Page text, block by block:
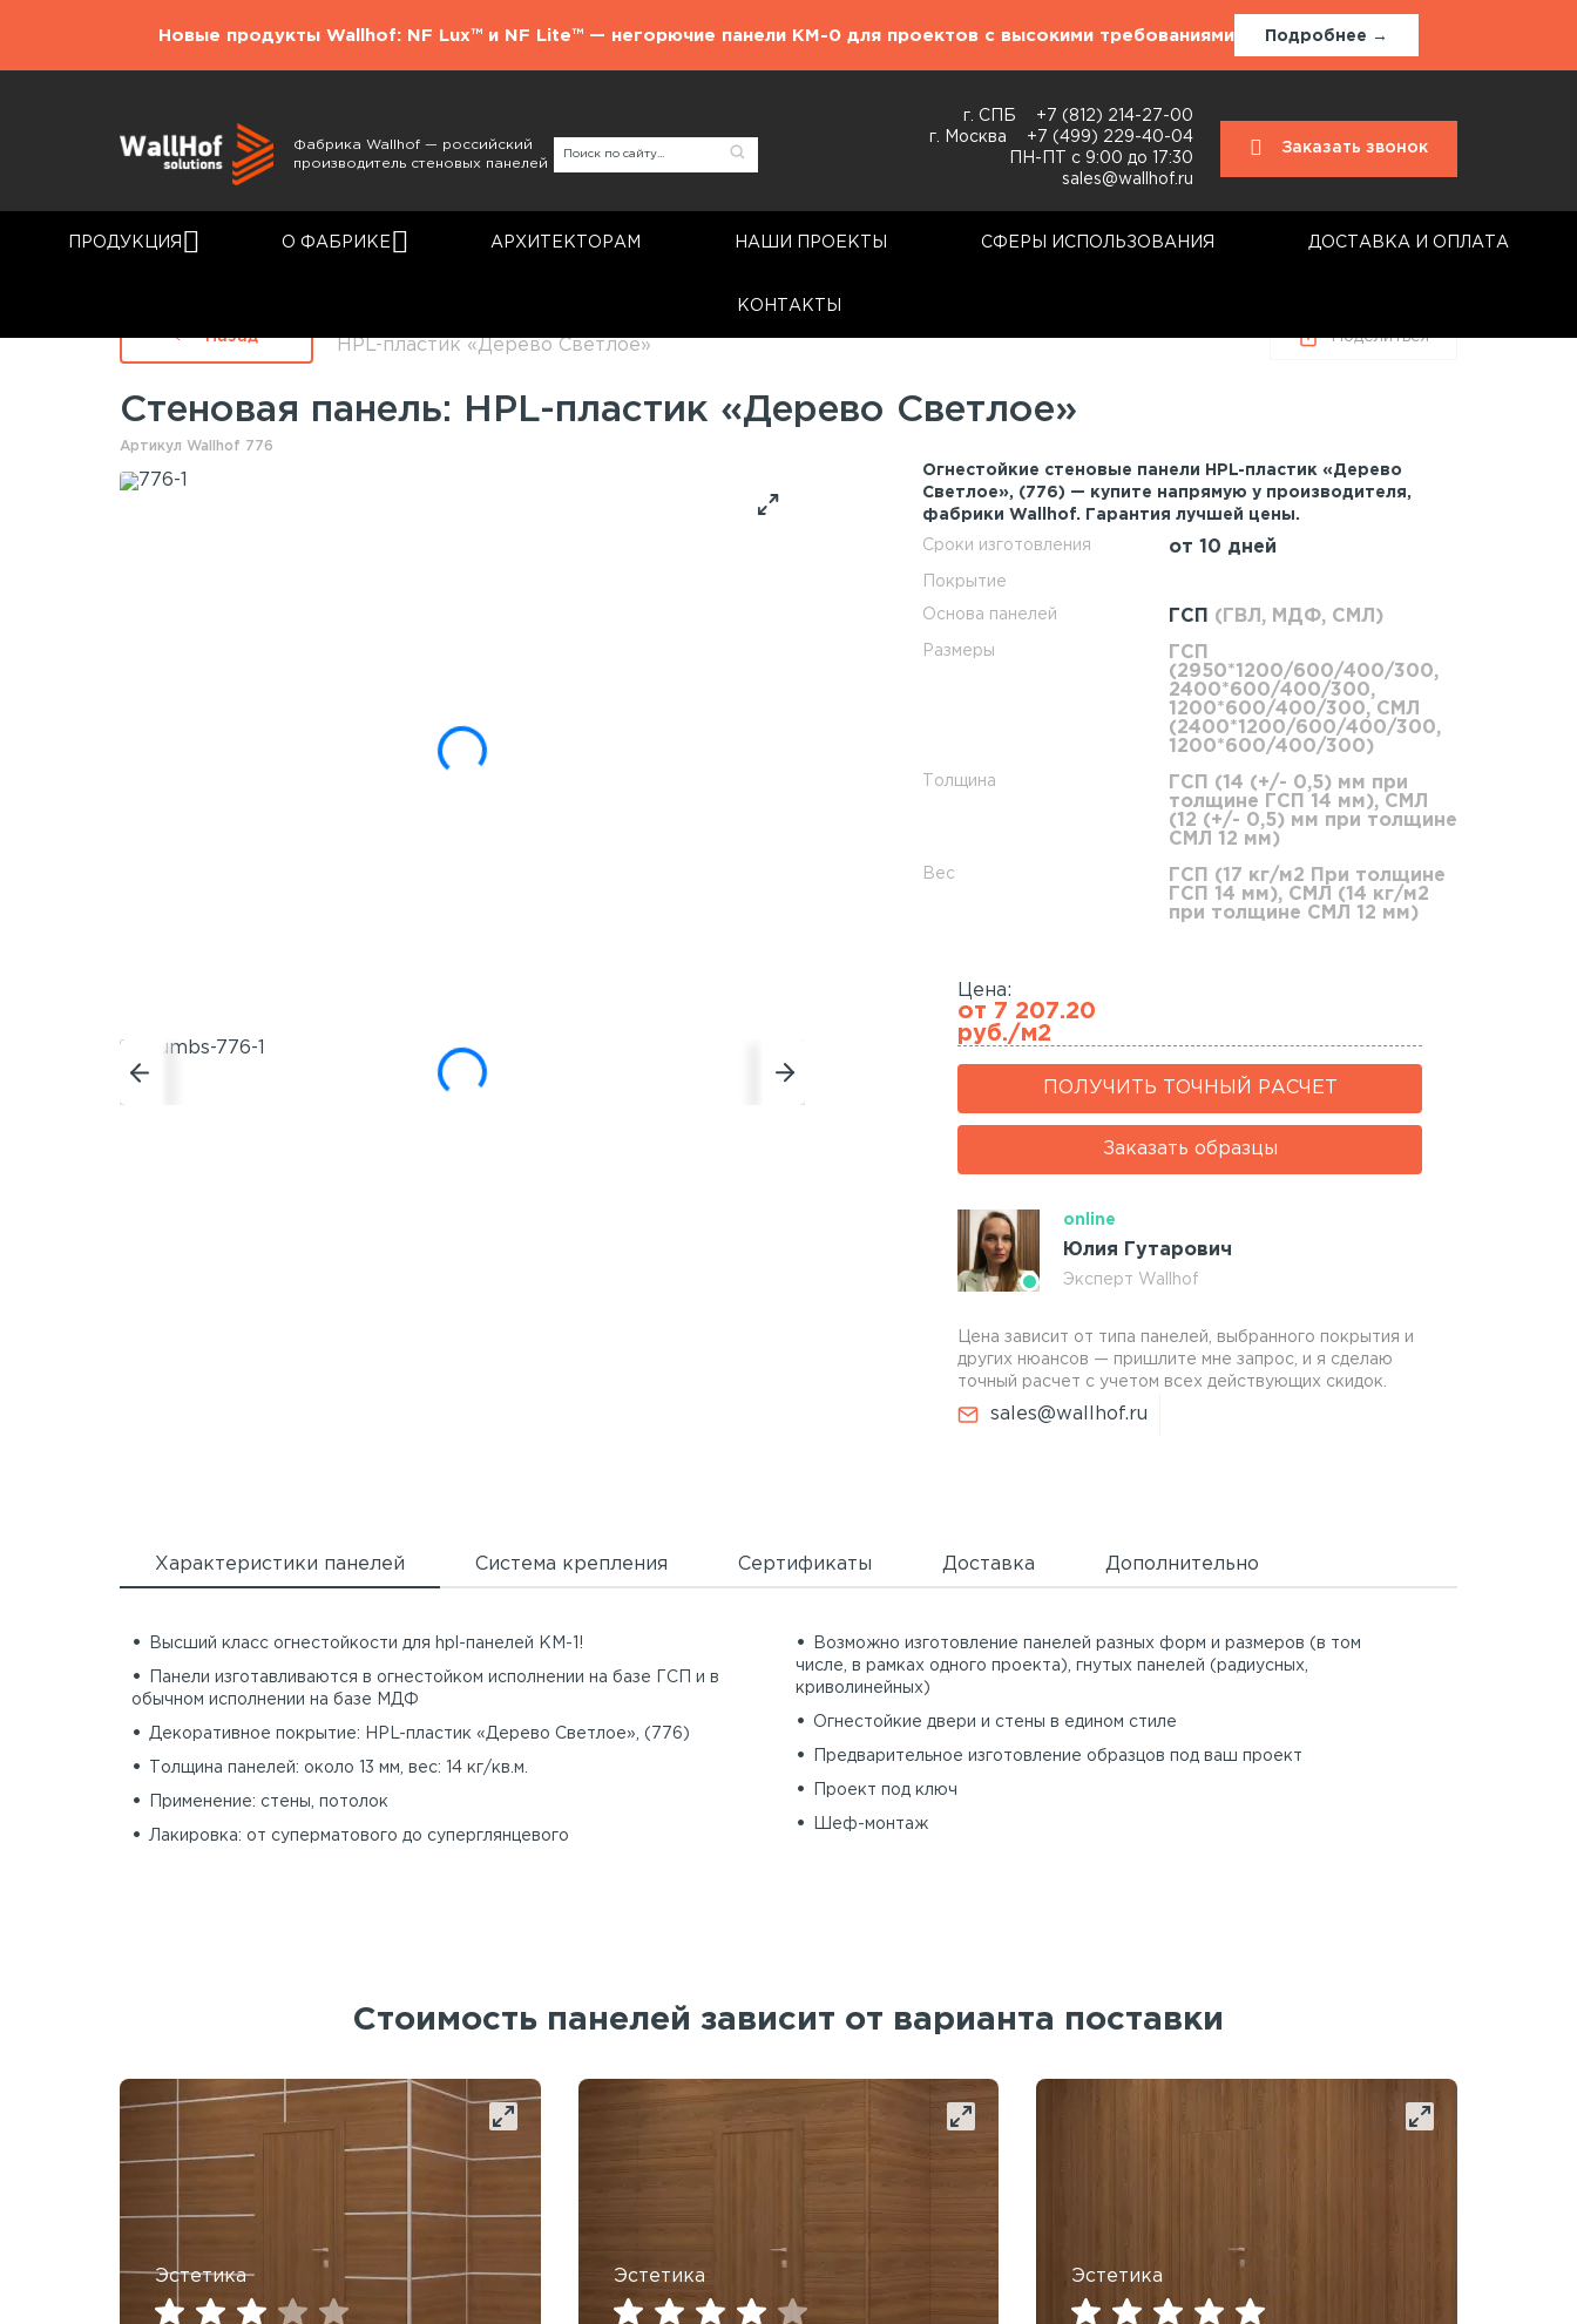
Новые продукты Wallhof: NF Lux™ и NF Lite™ — негорючие панели КМ-0 для проектов с высокими требованиями Подробнее →
Фабрика Wallhof — российский
производитель стеновых панелей
г. СПБ
+7 (812) 214-27-00
г. Москва
+7 (499) 229-40-04
ПН-ПТ с 9:00 до 17:30
sales@wallhof.ru
Заказать звонок
ПРОДУКЦИЯ О ФАБРИКЕ АРХИТЕКТОРАМ НАШИ ПРОЕКТЫ СФЕРЫ ИСПОЛЬЗОВАНИЯ ДОСТАВКА И ОПЛАТА
КОНТАКТЫ
Назад
HPL-пластик «Дерево Светлое»
Поделиться
Стеновая панель: HPL-пластик «Дерево Светлое»
Артикул Wallhof 776
Огнестойкие стеновые панели HPL-пластик «Дерево
Светлое», (776) — купите напрямую у производителя,
фабрики Wallhof. Гарантия лучшей цены.
Сроки изготовления от 10 дней
Покрытие
Основа панелей ГСП (ГВЛ, МДФ, СМЛ)
Размеры
ГСП
(2950*1200/600/400/300,
2400*600/400/300,
1200*600/400/300, СМЛ
(2400*1200/600/400/300,
1200*600/400/300)
Толщина
ГСП (14 (+/- 0,5) мм при
толщине ГСП 14 мм), СМЛ
(12 (+/- 0,5) мм при толщине
СМЛ 12 мм)
Вес
ГСП (17 кг/м2 При толщине
ГСП 14 мм), СМЛ (14 кг/м2
при толщине СМЛ 12 мм)
Цена:
от 7 207.20
руб./м2
ПОЛУЧИТЬ ТОЧНЫЙ РАСЧЕТ
Заказать образцы
online
Юлия Гутарович
Эксперт Wallhof
Цена зависит от типа панелей, выбранного покрытия и
других нюансов — пришлите мне запрос, и я сделаю
точный расчет с учетом всех действующих скидок.
sales@wallhof.ru
Характеристики панелей Система крепления Сертификаты Доставка Дополнительно
Высший класс огнестойкости для hpl-панелей КМ-1!
Панели изготавливаются в огнестойком исполнении на базе ГСП и в
обычном исполнении на базе МДФ
Декоративное покрытие: HPL-пластик «Дерево Светлое», (776)
Толщина панелей: около 13 мм, вес: 14 кг/кв.м.
Применение: стены, потолок
Лакировка: от суперматового до суперглянцевого
Возможно изготовление панелей разных форм и размеров (в том
числе, в рамках одного проекта), гнутых панелей (радиусных,
криволинейных)
Огнестойкие двери и стены в едином стиле
Предварительное изготовление образцов под ваш проект
Проект под ключ
Шеф-монтаж
Стоимость панелей зависит от варианта поставки
Эстетика Эстетика Эстетика